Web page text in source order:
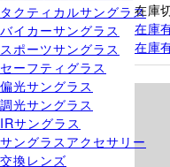
タクティカルサングラス
バイカーサングラス
スポーツサングラス
セーフティグラス
偏光サングラス
調光サングラス
IRサングラス
サングラスアクセサリー
交換レンズ
在庫
在庫
在庫